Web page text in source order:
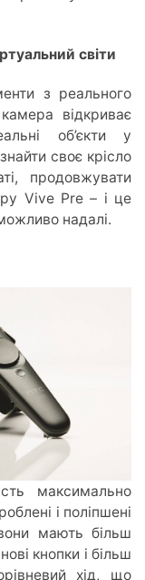
світи
з реального
відкриває
об’єкти у
своє крісло
продовжувати
Vive Pre– і це
надалі.
максимально
і поліпшені
мають більш
кнопки і більш
хід, що